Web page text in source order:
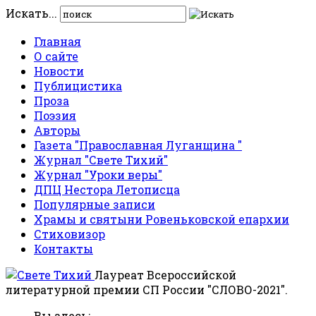
Искать...
Главная
О сайте
Новости
Публицистика
Проза
Поэзия
Авторы
Газета "Православная Луганщина "
Журнал "Свете Тихий"
Журнал "Уроки веры"
ДПЦ Нестора Летописца
Популярные записи
Храмы и святыни Ровеньковской епархии
Стиховизор
Контакты
Лауреат Всероссийской
литературной премии СП России "СЛОВО-2021".